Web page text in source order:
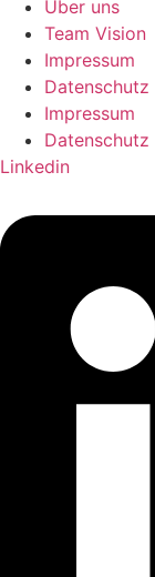
Über uns
Team Vision
Impressum
Datenschutz
Impressum
Datenschutz
Linkedin